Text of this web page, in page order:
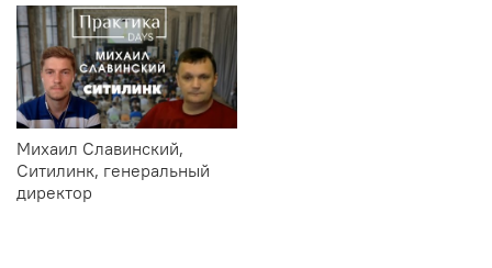
Михаил Славинский,
Ситилинк, генеральный
директор